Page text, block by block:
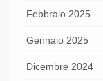
Febbraio 2025
Gennaio 2025
Dicembre 2024